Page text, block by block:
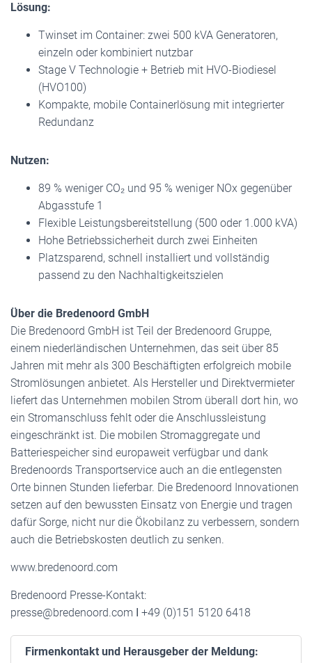
Lösung:
Twinset im Container: zwei 500 kVA Generatoren,
einzeln oder kombiniert nutzbar
Stage V Technologie + Betrieb mit HVO-Biodiesel
(HVO100)
Kompakte, mobile Containerlösung mit integrierter
Redundanz
Nutzen:
89 % weniger CO₂ und 95 % weniger NOx gegenüber
Abgasstufe 1
Flexible Leistungsbereitstellung (500 oder 1.000 kVA)
Hohe Betriebssicherheit durch zwei Einheiten
Platzsparend, schnell installiert und vollständig
passend zu den Nachhaltigkeitszielen
Über die Bredenoord GmbH
Die Bredenoord GmbH ist Teil der Bredenoord Gruppe,
einem niederländischen Unternehmen, das seit über 85
Jahren mit mehr als 300 Beschäftigten erfolgreich mobile
Stromlösungen anbietet. Als Hersteller und Direktvermieter
liefert das Unternehmen mobilen Strom überall dort hin, wo
ein Stromanschluss fehlt oder die Anschlussleistung
eingeschränkt ist. Die mobilen Stromaggregate und
Batteriespeicher sind europaweit verfügbar und dank
Bredenoords Transportservice auch an die entlegensten
Orte binnen Stunden lieferbar. Die Bredenoord Innovationen
setzen auf den bewussten Einsatz von Energie und tragen
dafür Sorge, nicht nur die Ökobilanz zu verbessern, sondern
auch die Betriebskosten deutlich zu senken.
www.bredenoord.com
Bredenoord Presse-Kontakt:
presse@bredenoord.com І +49 (0)151 5120 6418
Firmenkontakt und Herausgeber der Meldung: